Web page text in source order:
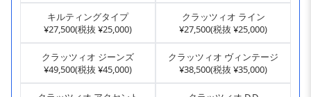
キルティングタイプ
¥27,500(税抜 ¥25,000)
クラッツィオ ライン
¥27,500(税抜 ¥25,000)
クラッツィオ ジーンズ
¥49,500(税抜 ¥45,000)
クラッツィオ ヴィンテージ
¥38,500(税抜 ¥35,000)